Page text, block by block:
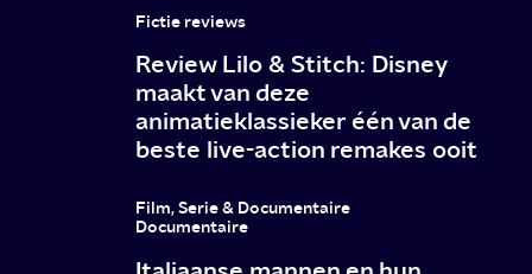
Fictie reviews
Review Lilo & Stitch: Disney
maakt van deze
animatieklassieker één van de
beste live-action remakes ooit
Film, Serie & Documentaire
Documentaire